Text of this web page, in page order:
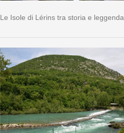
Le Isole di Lérins tra storia e leggenda